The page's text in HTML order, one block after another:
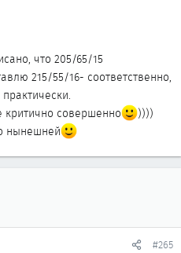
что 205/65/15
215/55/16- соответственно,
совершенно
))))
нынешней
#265